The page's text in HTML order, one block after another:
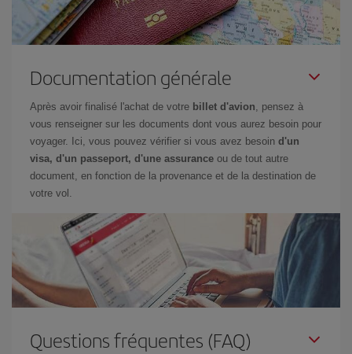
Documentation générale
Après avoir finalisé l'achat de votre billet d'avion, pensez à
vous renseigner sur les documents dont vous aurez besoin pour
voyager. Ici, vous pouvez vérifier si vous avez besoin d'un
visa, d'un passeport, d'une assurance ou de tout autre
document, en fonction de la provenance et de la destination de
votre vol.
Questions fréquentes (FAQ)